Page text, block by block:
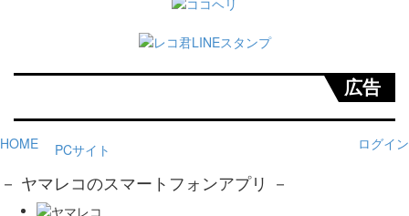
広告
HOME ログイン
PCサイト
－ ヤマレコのスマートフォンアプリ －